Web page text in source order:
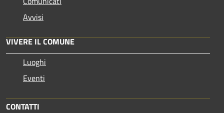
Avvisi
VIVERE IL COMUNE
Luoghi
Eventi
CONTATTI